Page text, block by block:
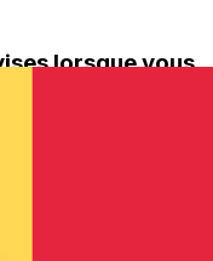
lorsque vous